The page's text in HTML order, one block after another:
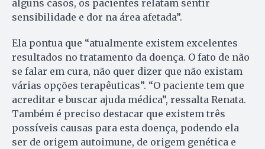
alguns casos, os pacientes relatam sentir
sensibilidade e dor na área afetada”.
Ela pontua que “atualmente existem excelentes
resultados no tratamento da doença. O fato de não
se falar em cura, não quer dizer que não existam
várias opções terapêuticas”. “O paciente tem que
acreditar e buscar ajuda médica”, ressalta Renata.
Também é preciso destacar que existem três
possíveis causas para esta doença, podendo ela
ser de origem autoimune, de origem genética e